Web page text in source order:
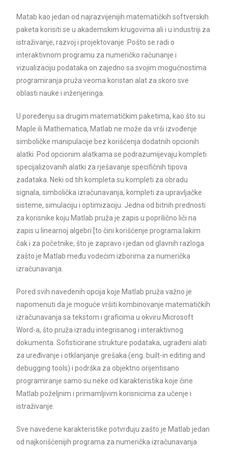
Matab kao jedan od najrazvijenijih matematičkih softverskih
paketa korisiti se u akademskim krugovima ali i u industriji za
istraživanje, razvoj i projektovanje. Pošto se radi o
interaktivnom programu za numeričko računanje i
vizualizaciju podataka on zajedno sa svojim mogućnostima
programiranja pruža veoma koristan alat za skoro sve
oblasti nauke i inženjeringa.
U poređenju sa drugim matematičkim paketima, kao što su
Maple ili Mathematica, Matlab ne može da vrši izvođenje
simboličke manipulacije bez korišćenja dodatnih opcionih
alatki. Pod opcionim alatkama se podrazumijevaju kompleti
specijalizovanih alatki za rješavanje specifičnih tipova
zadataka. Neki od tih kompleta su kompleti za obradu
signala, simbolička izračunavanja, kompleti za upravljačke
sisteme, simulaciju i optimizaciju. Jedna od bitnih prednosti
za korisnike koju Matlab pruža je zapis u poprilično liči na
zapis u linearnoj algebri [to čini korišćenje programa lakim
čak i za početnike, što je zapravo i jedan od glavnih razloga
zašto je Matlab među vodećim izborima za numerička
izračunavanja.
Pored svih navedenih opcija koje Matlab pruža važno je
napomenuti da je moguće vršiti kombinovanje matematičkih
izračunavanja sa tekstom i graficima u okviru Microsoft
Word-a, što pruža izradu integrisanog i interaktivnog
dokumenta. Sofisticirane strukture podataka, ugrađeni alati
za uređivanje i otklanjanje grešaka (eng. built-in editing and
debugging tools) i podrška za objektno orijentisano
programiranje samo su neke od karakteristika koje čine
Matlab poželjnim i primamljivim korisnicima za učenje i
istraživanje.
Sve navedene karakteristike potvrđuju zašto je Matlab jedan
od najkorišćenijih programa za numerička izračunavanja